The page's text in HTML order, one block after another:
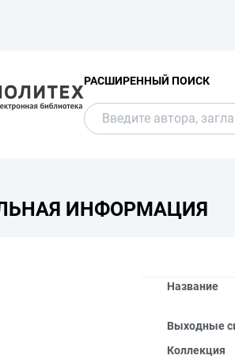
РАСШИРЕННЫЙ ПОИСК
ИНФОРМАЦИЯ
Название
Выходные
Коллекция